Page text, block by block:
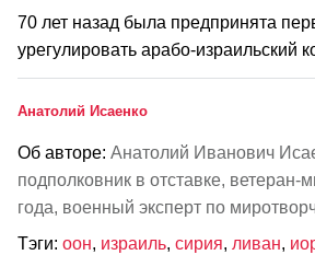
70 лет назад была предпринята
урегулировать арабо-израильский
Анатолий Исаенко
Об авторе: Анатолий Иванович
подполковник в отставке, ветеран-
года, военный эксперт по
Тэги: оон, израиль, сирия, ливан,